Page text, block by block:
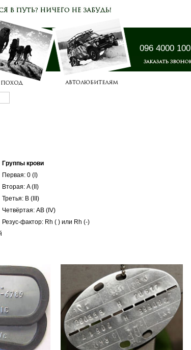
096 4000 100
Группы крови
Первая: 0 (I)
Вторая: A (II)
Третья: B (III)
Четвёртая: AB (IV)
Резус-фактор: Rh ( ) или Rh (-)